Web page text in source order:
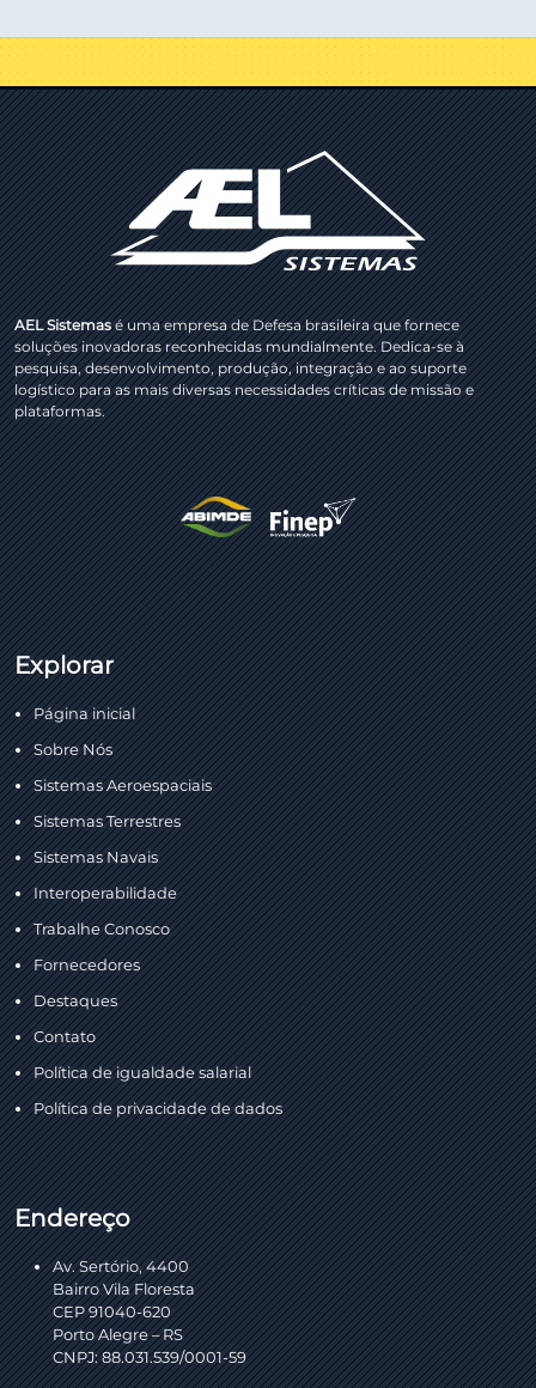
AEL Sistemasé uma empresa de Defesa brasileira que fornece
soluções inovadoras reconhecidas mundialmente. Dedica-se à
pesquisa, desenvolvimento, produção, integração e ao suporte
logístico para as mais diversas necessidades críticas de missão e
plataformas.
Explorar
Página inicial
Sobre Nós
Sistemas Aeroespaciais
Sistemas Terrestres
Sistemas Navais
Interoperabilidade
Trabalhe Conosco
Fornecedores
Destaques
Contato
Política de igualdade salarial
Política de privacidade de dados
Endereço
Av. Sertório, 4400
Bairro Vila Floresta
CEP 91040-620
Porto Alegre – RS
CNPJ: 88.031.539/0001-59